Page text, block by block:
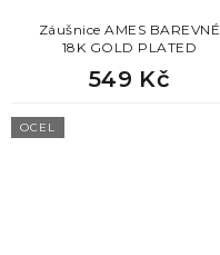
Záušnice AMES BAREVNÉ
18K GOLD PLATED
549 Kč
OCEL